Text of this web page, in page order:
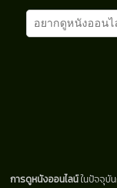
การดูหนังออนไลน์ในปัจจุบั